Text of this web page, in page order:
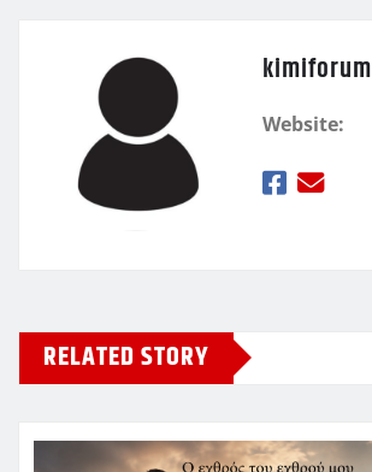
kimiforum
Website:
RELATED STORY